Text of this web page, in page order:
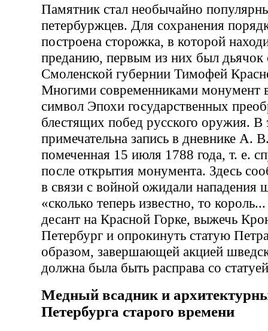
Памятник стал необычайно
петербуржцев. Для сохранения
построена сторожка, в которой
преданию, первым из них был дьячок
Смоленской губернии Тимофей
Многими современниками монумент
символ Эпохи государственных
блестящих побед русского оружия. В
примечательна запись в дневнике А.
помеченная 15 июля 1788 года, т. е.
после открытия монумента. Здесь
в связи с войной ожидали нападения
«сколько теперь известно, то
десант на Красной Горке, выжечь
Петербург и опрокинуть статую
образом, завершающей акцией
должна была быть расправа со
Медный всадник и
Петербурга старого времени